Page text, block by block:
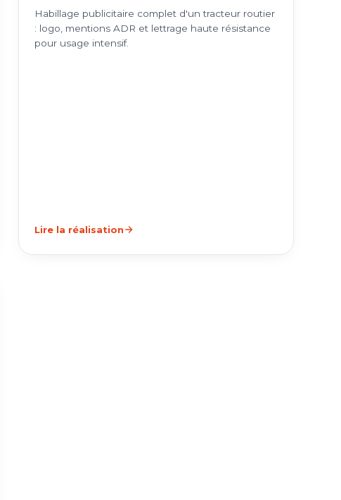
Habillage publicitaire complet d'un tracteur routier
: logo, mentions ADR et lettrage haute résistance
pour usage intensif.
Lire la réalisation